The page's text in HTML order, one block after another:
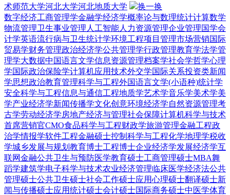
术师范大学河北大学河北地质大学
换一换
数字经济工商管理学金融学经济学概率论与数理统计计算数学
物流管理卫生事业管理 人工智能人力资源管理企业管理国学会
计学英语流行病与卫生统计学环境工程项目管理市场营销国际
贸易学财务管理政治经济学公共管理学行政管理教育学法学管
理学大数据中国语言文学信息资源管理档案学社会学哲学心理
学国际政治保险学计算机应用技术外交学国际关系投资类新闻
学思想政治教育管理科学与工程外国语言文学(小语种)统计学
安全科学与工程信息与通信工程地质学艺术学音乐学美术学美
学产业经济学新闻传播学文化创意环境经济学自然资源管理考
古学劳动经济学房地产经济与管理社会保障计算机科学与技术
首席营销官CMO食品科学与工程财政学旅游管理金融工程政
治学情报学软件工程金融硕士控制科学与工程化学地理学税收
学城乡发展与规划 教育博士工程博士企业经济学发展经济学互
联网金融公共卫生与预防医学教育硕士工商管理硕士MBA舞
蹈学建筑学电子科学与技术农业经济管理临床医学经济法公共
管理硕士公共卫生硕士社会工作硕士应用心理硕士翻译硕士新
闻与传播硕士应用统计硕士会计硕士国际商务硕士中医学体育